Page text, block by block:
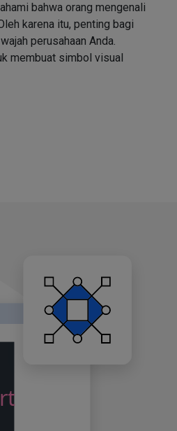
bahwa orang mengenali
karena itu, penting bagi
perusahaan Anda.
membuat simbol visual